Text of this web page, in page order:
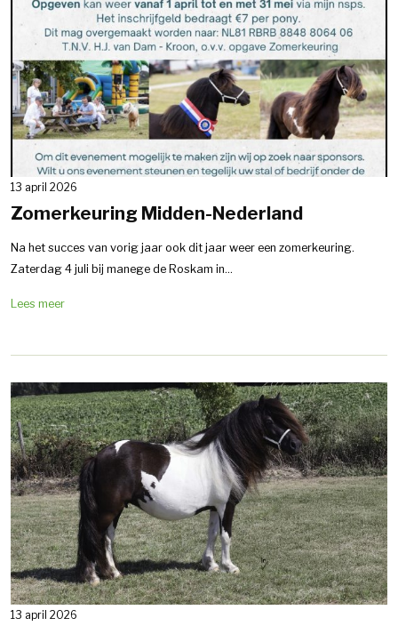
13 april 2026
Zomerkeuring Midden-Nederland
Na het succes van vorig jaar ook dit jaar weer een zomerkeuring.
Zaterdag 4 juli bij manege de Roskam in...
Lees meer
13 april 2026